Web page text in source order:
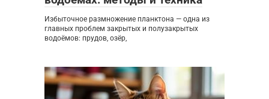
Избыточное размножение планктона — одна из
главных проблем закрытых и полузакрытых
водоёмов: прудов, озёр,